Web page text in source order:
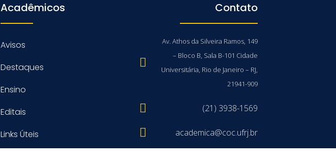
Acadêmicos
Avisos
Destaques
Ensino
Editais
Links Úteis
Contato
Av. Athos da Silveira Ramos, 149
– Bloco B, Sala B-101 Cidade
Universitária, Rio de Janeiro – RJ,
21941-909
(21) 3938-1569
academica@coc.ufrj.br